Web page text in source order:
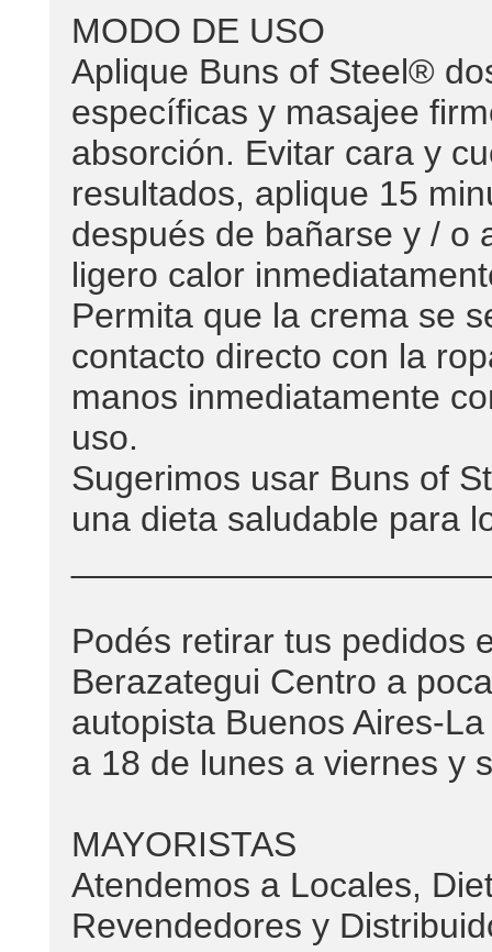
MODO DE USO
Aplique Buns of Steel®
específicas y masajee
absorción. Evitar cara y
resultados, aplique 15
después de bañarse y / o
ligero calor
Permita que la crema se
contacto directo con la
manos inmediatamente
uso.
Sugerimos usar Buns of
una dieta saludable para
Podés retirar tus pedidos
Berazategui Centro a
autopista Buenos Aires-
a 18 de lunes a viernes y
MAYORISTAS
Atendemos a Locales,
Revendedores y